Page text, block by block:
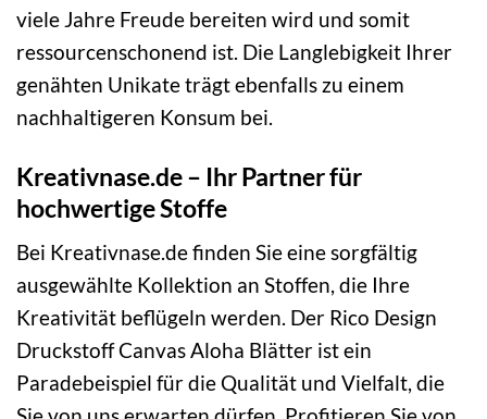
viele Jahre Freude bereiten wird und somit
ressourcenschonend ist. Die Langlebigkeit Ihrer
genähten Unikate trägt ebenfalls zu einem
nachhaltigeren Konsum bei.
Kreativnase.de – Ihr Partner für
hochwertige Stoffe
Bei Kreativnase.de finden Sie eine sorgfältig
ausgewählte Kollektion an Stoffen, die Ihre
Kreativität beflügeln werden. Der Rico Design
Druckstoff Canvas Aloha Blätter ist ein
Paradebeispiel für die Qualität und Vielfalt, die